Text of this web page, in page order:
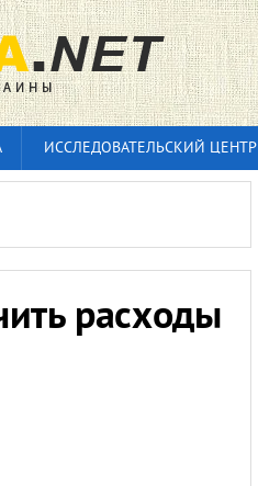
ИССЛЕДОВАТЕЛЬСКИЙ ЦЕНТР
расходы